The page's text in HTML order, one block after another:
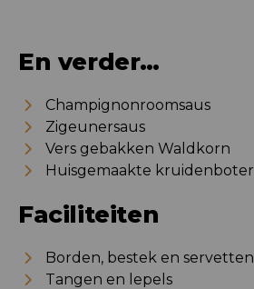
En verder…
Champignonroomsaus
Zigeunersaus
Vers gebakken Waldkorn
Huisgemaakte kruidenboter
Faciliteiten
Borden, bestek en servetten
Tangen en lepels